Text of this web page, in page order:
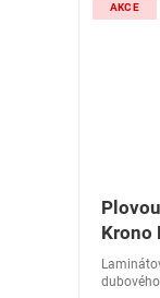
AKCE
Krono
D3034